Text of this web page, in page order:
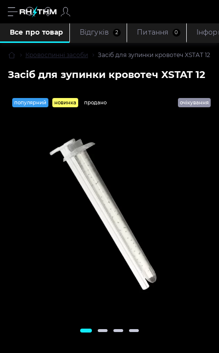
Кровоспинні засоби Засіб для зупинки кровотеч XSTAT 12
Засіб для зупинки кровотеч XSTAT 12
Все про товар Відгуків 2 Питання 0
популярний новинка продано очікування